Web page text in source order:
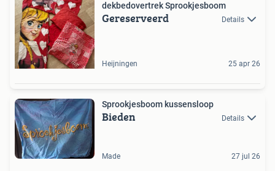
dekbedovertrek Sprookjesboom
Gereserveerd Details
Heijningen 25 apr 26
Sprookjesboom kussensloop
Bieden Details
Made 27 jul 26